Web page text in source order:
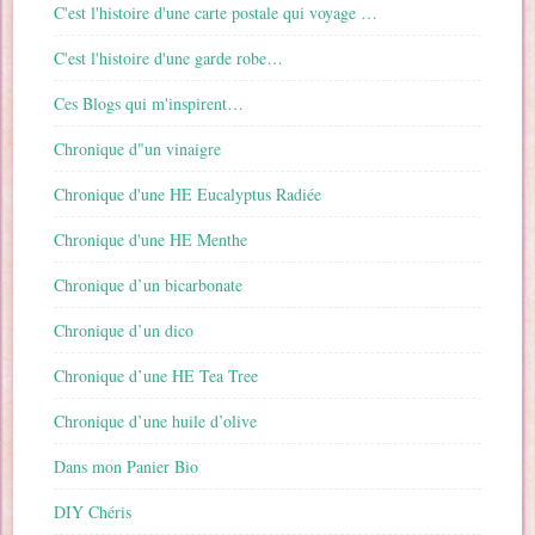
C'est l'histoire d'une carte postale qui voyage …
C'est l'histoire d'une garde robe…
Ces Blogs qui m'inspirent…
Chronique d"un vinaigre
Chronique d'une HE Eucalyptus Radiée
Chronique d'une HE Menthe
Chronique d’un bicarbonate
Chronique d’un dico
Chronique d’une HE Tea Tree
Chronique d’une huile d’olive
Dans mon Panier Bio
DIY Chéris